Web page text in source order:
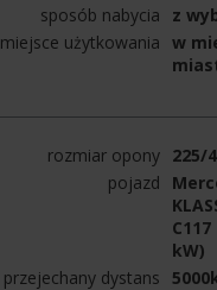
sposób nabycia
z
miejsce użytkowania w
rozmiar opony 225/
pojazd
kW)
przejechany dystans